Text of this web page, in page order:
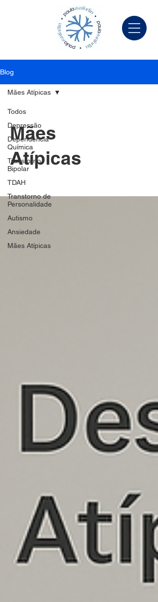
Blog
Todos
Depressão
Dependência
Química
Transtorno
Bipolar
TDAH
Transtorno de
Personalidade
Autismo
Ansiedade
Mães Atípicas
Mães Atípicas
Mães
Atípicas